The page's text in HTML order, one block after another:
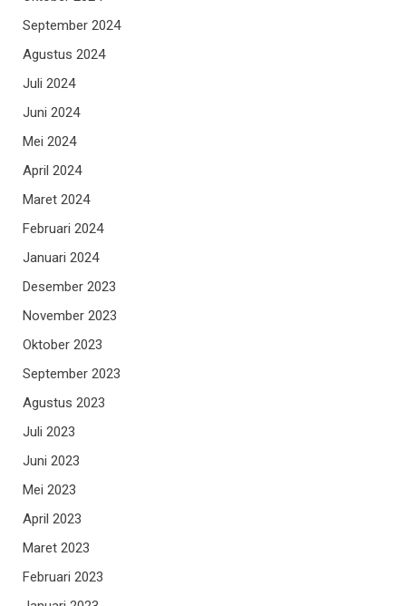
September 2024
Agustus 2024
Juli 2024
Juni 2024
Mei 2024
April 2024
Maret 2024
Februari 2024
Januari 2024
Desember 2023
November 2023
Oktober 2023
September 2023
Agustus 2023
Juli 2023
Juni 2023
Mei 2023
April 2023
Maret 2023
Februari 2023